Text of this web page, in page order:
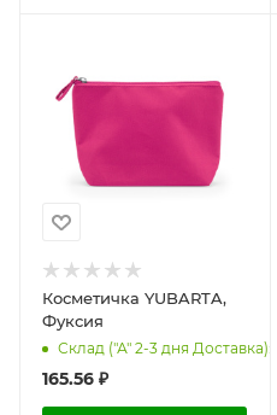
Косметичка YUBARTA,
Фуксия
Склад ("А" 2-3 дня Доставка): 5
165.56 ₽